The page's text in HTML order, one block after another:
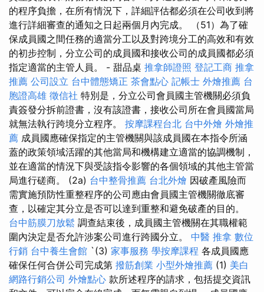
的程序負擔，在所有情況下，詳細評估都必須在公司收到將
進行詳細審查的通知之日起兩個月內完成。 （51）為了確
保成員國之間任務的適當分工以及對跨境分工的高效和有效
的初步控制，分立公司的成員國和接收公司的成員國都必須
指定適當的主管人員。 - 甜品桌 推拿師證照 登記工商 推拿
推薦 公司設立 台中體態矯正 茶會點心 記帳士 外燴推薦 台
胞證高雄 徵信社 特別是，分立公司會員國主管機關必須負
責簽發分拆前證書，沒有該證書，接收公司所在會員國當局
就無法執行跨境分立程序。 按摩課程台北 台中外燴 外燴推
薦 成員國應確保指定的主管機關與該成員國在本指令所涵
蓋的政策領域活躍的其他當局和機構建立適當的協調機制，
並在適當的情況下與受該指令影響的各個領域的其他主管當
局進行磋商。 (2a) 台中整骨推薦 台北外燴 因破產風險而
需實施預防性重整程序的公司應由會員國主管機關徹底審
查，以確定其分立是否可以達到重整和避免破產的目的。
台中筋膜刀放鬆 調查結束後，成員國主管機關在其職權範
圍內決定是否允許涉案公司進行跨國分立。 中醫 推拿 數位
行銷 台中養生會館 `(3) 家事服務 學按摩課程 各成員國應
確保任何合併公司完成第 撥筋創業 小型外燴推薦 (1) 美白
網路行銷公司 外燴點心 款所述程序的請求，包括提交資訊